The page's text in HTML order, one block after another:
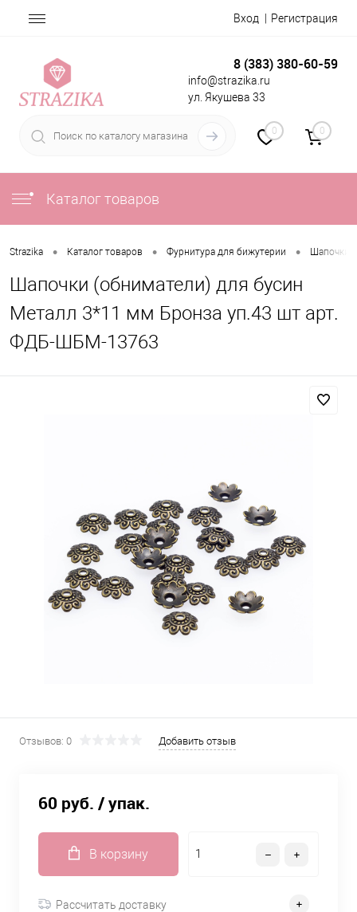
Вход Регистрация
8 (383) 380-60-59
info@strazika.ru
ул. Якушева 33
0 0
Каталог товаров
Strazika • Каталог товаров • Фурнитура для бижутерии • Шапочки
Шапочки (обниматели) для бусин
Металл 3*11 мм Бронза уп.43 шт арт.
ФДБ-ШБМ-13763
Отзывов: 0 Добавить отзыв
60 руб. / упак.
В корзину
Рассчитать доставку